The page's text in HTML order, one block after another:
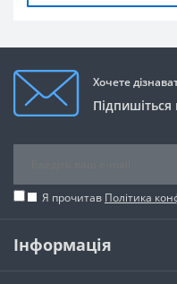
Хочете
Я прочитав Політика
Інформація